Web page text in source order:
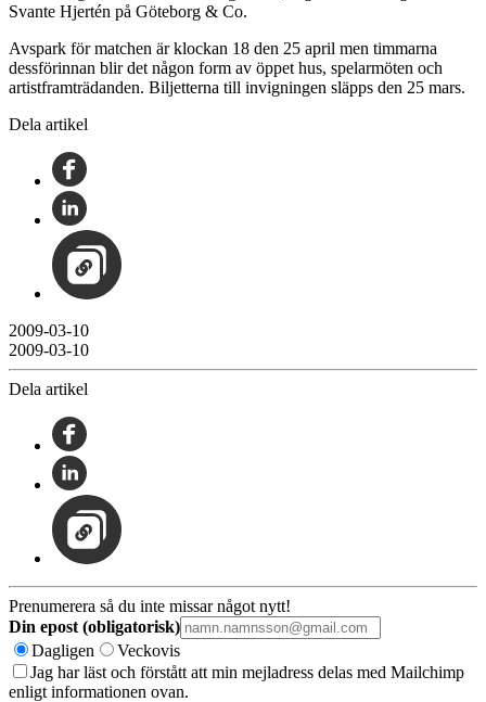
Svante Hjertén på Göteborg & Co.
Avspark för matchen är klockan 18 den 25 april men timmarna
dessförinnan blir det någon form av öppet hus, spelarmöten och
artistframträdanden. Biljetterna till invigningen släpps den 25 mars.
Dela artikel
2009-03-10
2009-03-10
Dela artikel
Prenumerera så du inte missar något nytt!
Din epost (obligatorisk)
Dagligen
Veckovis
Jag har läst och förstått att min mejladress delas med Mailchimp
enligt informationen ovan.